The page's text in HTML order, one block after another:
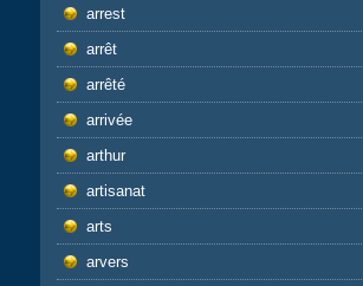
arrest
arrêt
arrêté
arrivée
arthur
artisanat
arts
arvers